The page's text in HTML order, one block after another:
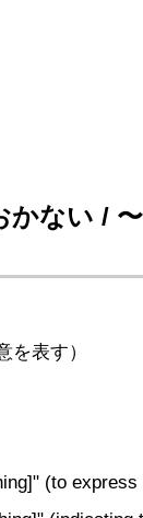
かない /
表す）
(to express